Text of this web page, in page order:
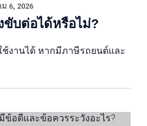
6, 2026
ขับต่อได้หรือไม่?
ช้งานได้ หากมีภาษีรถยนต์และ